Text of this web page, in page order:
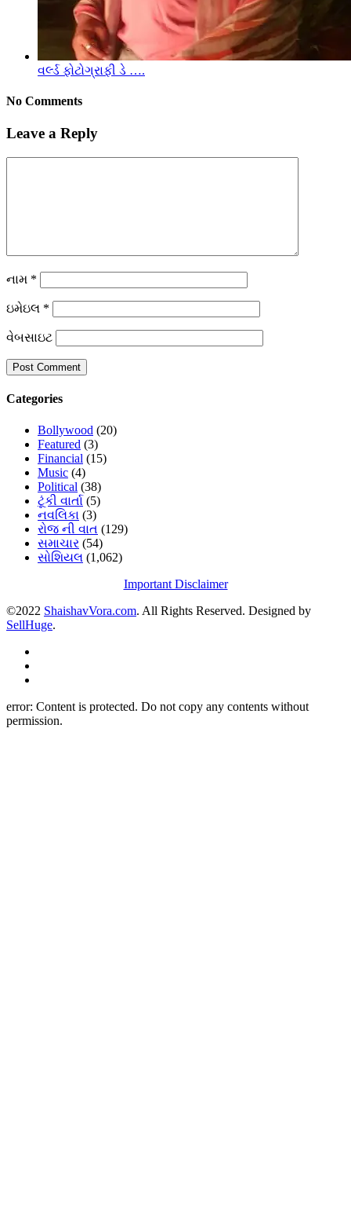
વર્લ્ડ ફોટોગ્રાફી ડે ….
No Comments
Leave a Reply
નામ *
ઇમેઇલ *
વેબસાઇટ
Categories
Bollywood (20)
Featured (3)
Financial (15)
Music (4)
Political (38)
ટૂંકી વાર્તા (5)
નવલિકા (3)
રોજ ની વાત (129)
સમાચાર (54)
સોશિયલ (1,062)
Important Disclaimer
©2022 ShaishavVora.com. All Rights Reserved. Designed by
SellHuge.
error: Content is protected. Do not copy any contents without
permission.